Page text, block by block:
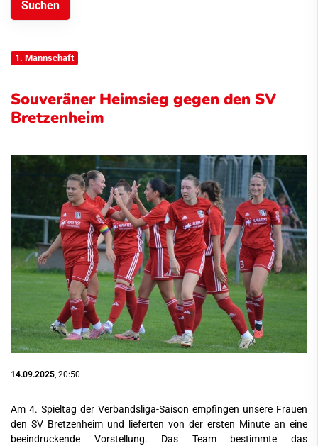
1. Mannschaft
Souveräner Heimsieg gegen den SV
Bretzenheim
14.09.2025 , 20:50
Am 4. Spieltag der Verbandsliga-Saison empfingen unsere Frauen
den SV Bretzenheim und lieferten von der ersten Minute an eine
beeindruckende Vorstellung. Das Team bestimmte das